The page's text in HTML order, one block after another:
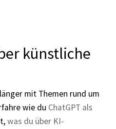
künstliche
mit Themen rund um
wie du ChatGPT als
was du über KI-